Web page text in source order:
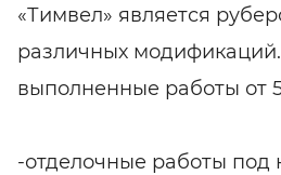
«Тимвел» является
различных
выполненные работы от
-отделочные работы под